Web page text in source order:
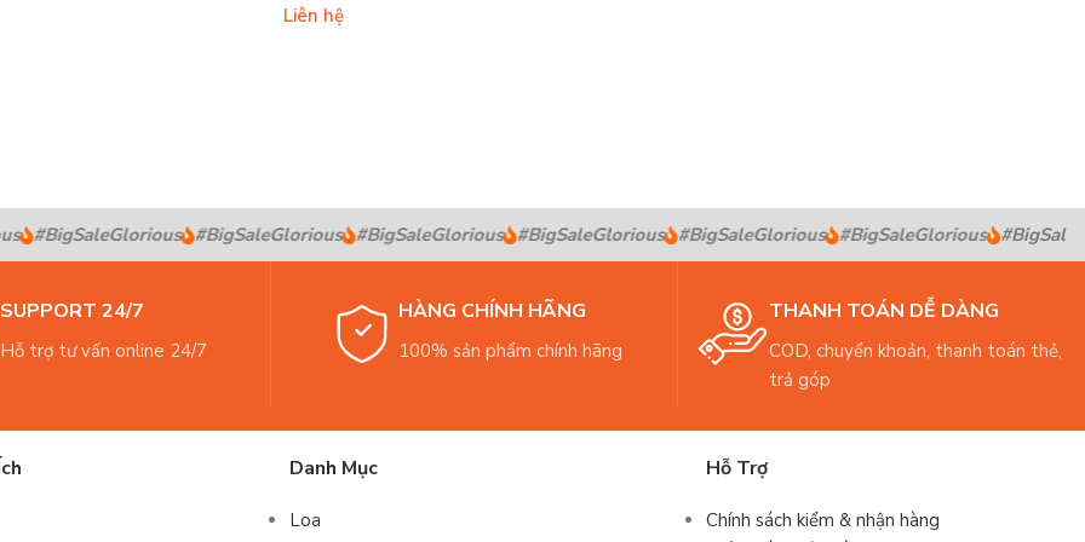
Liên hệ
#BigSaleGlorious #BigSaleGlorious #BigSaleGlorious #BigSaleGlorious #BigSaleGlorious #BigSaleGlorious
SUPPORT 24/7
Hỗ trợ tư vấn online 24/7
HÀNG CHÍNH HÃNG
100% sản phẩm chính hãng
THANH TOÁN DỄ DÀNG
COD, chuyển khoản, thanh toán thẻ,
trả góp
Danh Mục
Loa
Hỗ Trợ
Chính sách kiểm & nhận hàng